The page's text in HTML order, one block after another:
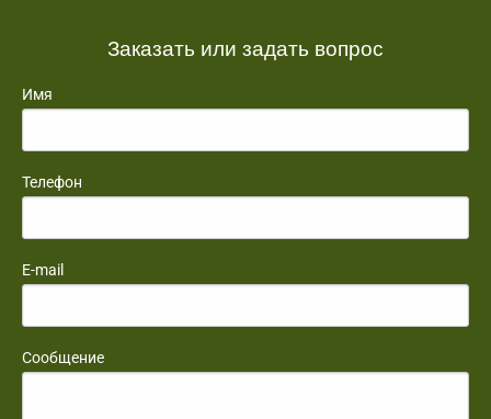
Заказать или задать вопрос
Имя
Телефон
E-mail
Сообщение